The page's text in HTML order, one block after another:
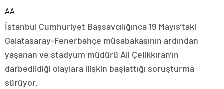
AA
İstanbul Cumhuriyet Başsavcılığınca 19 Mayıs’taki
Galatasaray-Fenerbahçe müsabakasının ardından
yaşanan ve stadyum müdürü Ali Çelikkıran’ın
darbedildiği olaylara ilişkin başlattığı soruşturma
sürüyor.